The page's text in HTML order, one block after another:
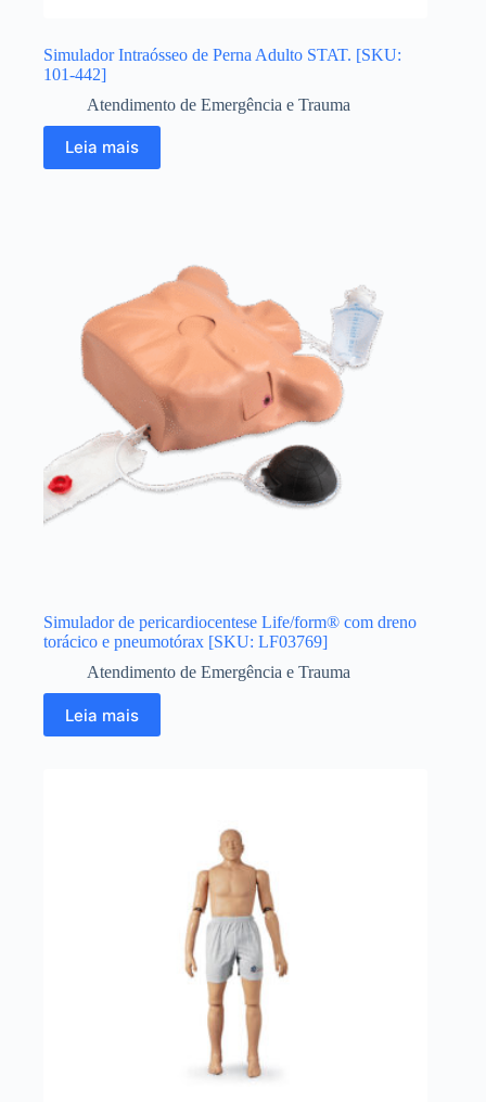
Simulador Intraósseo de Perna Adulto STAT. [SKU:
101-442]
Atendimento de Emergência e Trauma
Leia mais
Simulador de pericardiocentese Life/form® com dreno
torácico e pneumotórax [SKU: LF03769]
Atendimento de Emergência e Trauma
Leia mais